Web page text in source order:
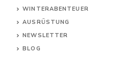
WINTERABENTEUER
AUSRÜSTUNG
NEWSLETTER
BLOG